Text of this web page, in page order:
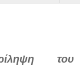
του